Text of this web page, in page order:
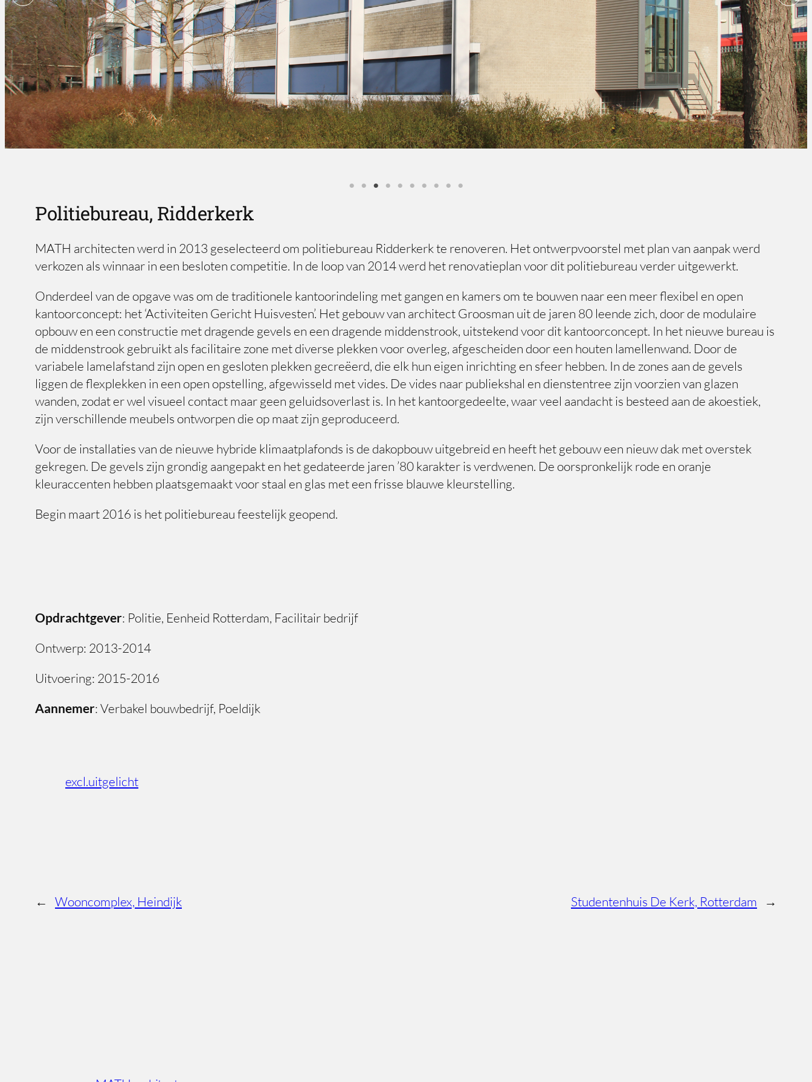
Politiebureau, Ridderkerk
MATH architecten werd in 2013 geselecteerd om politiebureau Ridderkerk te renoveren. Het ontwerpvoorstel met plan van aanpak werd
verkozen als winnaar in een besloten competitie. In de loop van 2014 werd het renovatieplan voor dit politiebureau verder uitgewerkt.
Onderdeel van de opgave was om de traditionele kantoorindeling met gangen en kamers om te bouwen naar een meer flexibel en open
kantoorconcept: het ‘Activiteiten Gericht Huisvesten’. Het gebouw van architect Groosman uit de jaren 80 leende zich, door de modulaire
opbouw en een constructie met dragende gevels en een dragende middenstrook, uitstekend voor dit kantoorconcept. In het nieuwe bureau is
de middenstrook gebruikt als facilitaire zone met diverse plekken voor overleg, afgescheiden door een houten lamellenwand. Door de
variabele lamelafstand zijn open en gesloten plekken gecreëerd, die elk hun eigen inrichting en sfeer hebben. In de zones aan de gevels
liggen de flexplekken in een open opstelling, afgewisseld met vides. De vides naar publiekshal en dienstentree zijn voorzien van glazen
wanden, zodat er wel visueel contact maar geen geluidsoverlast is. In het kantoorgedeelte, waar veel aandacht is besteed aan de akoestiek,
zijn verschillende meubels ontworpen die op maat zijn geproduceerd.
Voor de installaties van de nieuwe hybride klimaatplafonds is de dakopbouw uitgebreid en heeft het gebouw een nieuw dak met overstek
gekregen. De gevels zijn grondig aangepakt en het gedateerde jaren ’80 karakter is verdwenen. De oorspronkelijk rode en oranje
kleuraccenten hebben plaatsgemaakt voor staal en glas met een frisse blauwe kleurstelling.
Begin maart 2016 is het politiebureau feestelijk geopend.
Opdrachtgever: Politie, Eenheid Rotterdam, Facilitair bedrijf
Ontwerp: 2013-2014
Uitvoering: 2015-2016
Aannemer: Verbakel bouwbedrijf, Poeldijk
excl.uitgelicht
← Wooncomplex, Heindijk Studentenhuis De Kerk, Rotterdam →